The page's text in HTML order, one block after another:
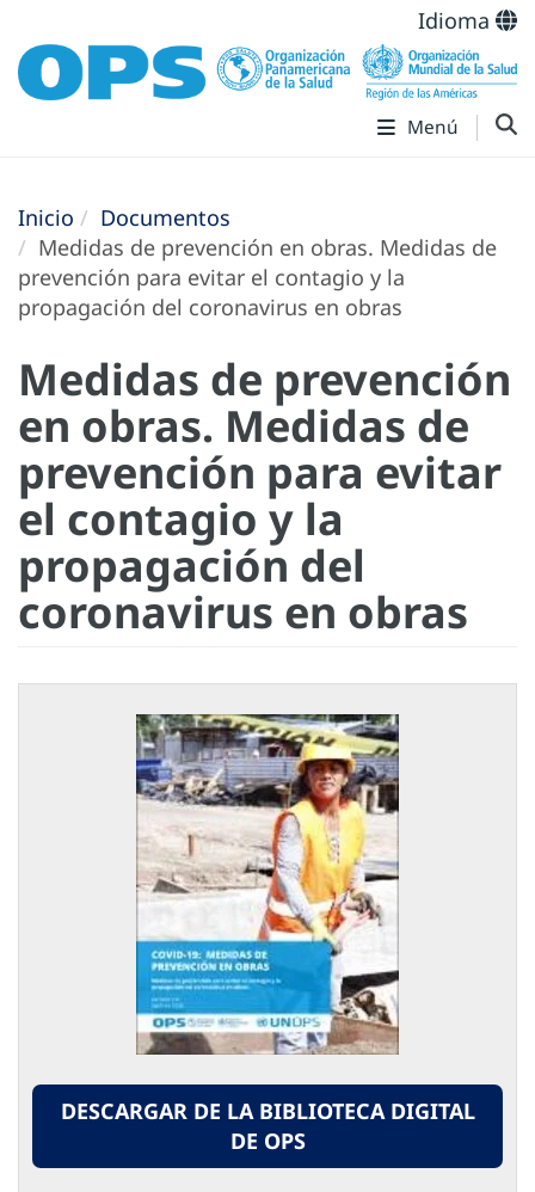
Idioma
Menú
Inicio
Documentos
Medidas de prevención en obras. Medidas de
prevención para evitar el contagio y la
propagación del coronavirus en obras
Medidas de prevención
en obras. Medidas de
prevención para evitar
el contagio y la
propagación del
coronavirus en obras
DESCARGAR DE LA BIBLIOTECA DIGITAL
DE OPS